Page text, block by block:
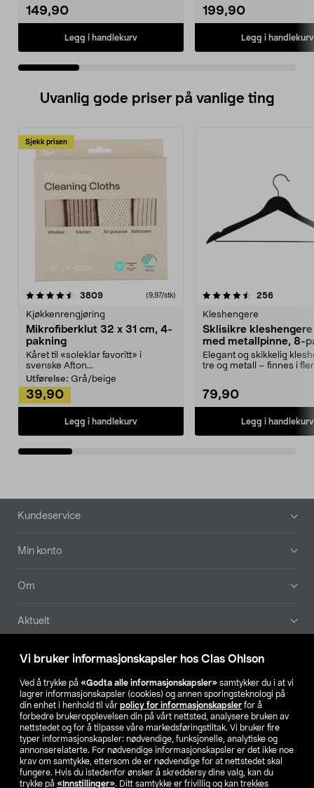
Vi bruker informasjonskapsler hos Clas Ohlson
Ved å trykke på «Godta alle informasjonskapsler» samtykker du i at vi
lagrer informasjonskapsler (cookies) og annen sporingsteknologi på
din enhet i henhold til vår policy for informasjonskapsler for å
forbedre brukeropplevelsen din på vårt nettsted, analysere bruken av
nettstedet og for å tilpasse våre markedsføringstiltak. Vi bruker fire
typer informasjonskapsler: nødvendige, funksjonelle, analytiske og
annonserelaterte. For nødvendige informasjonskapsler er det ikke noe
krav om samtykke, ettersom de er nødvendige for at nettstedet skal
fungere. Hvis du istedenfor ønsker å skreddersy dine valg, kan du
trykke på «Innstillinger». Ditt samtykke er frivillig og kan trekkes
149,90
Legg i handlekurv
199,90
Legg i handlekurv
Uvanlig gode priser på vanlige ting
Sjekk prisen
3809anmeldelser(9,97/stk)
Kjøkkenrengjøring
Mikrofiberklut 32 x 31 cm, 4-
pakning
Kåret til «soleklar favoritt» i
svenske Afton...
Utførelse: Grå/beige
39,90
Legg i handlekurv
4.5av 5 stjerner 256
Kleshengere
Sklisikre
med metallpinne, 8-
Elegant og skikkelig
tre og metall – finnes i
79,90
Legg i handlekurv
4.5av 5 stjerner
Bunntekst
Kundeservice
Min konto
Om
Aktuelt
Våre selskaper
Finn din butikk
SE NO FI